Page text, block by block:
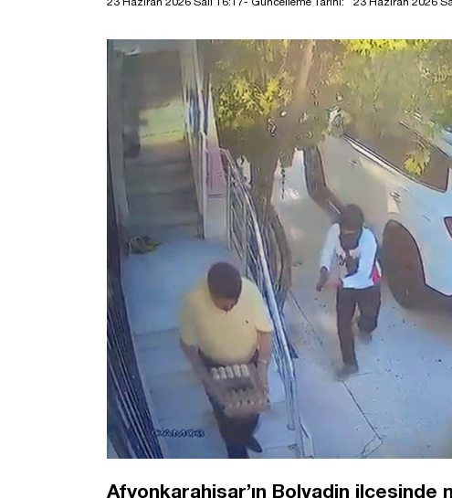
Afyonkarahisar’ın Bolvadin ilçesinde